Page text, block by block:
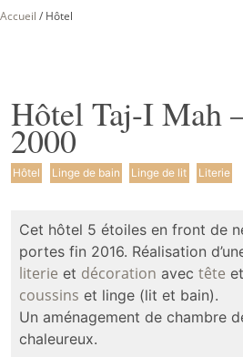
Accueil / Hôtel
Hôtel Taj-I Mah
2000
Hôtel Linge de bain Linge de lit Literie
Cet hôtel 5 étoiles en front de
portes fin 2016. Réalisation
literie et décoration avec tête et
coussins et linge (lit et bain).
Un aménagement de chambre
chaleureux.